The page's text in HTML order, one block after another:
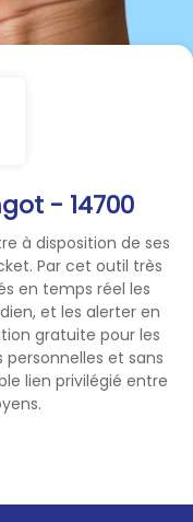
- 14700
à disposition de ses
Par cet outil très
en temps réel les
et les alerter en
gratuite pour les
et sans
lien privilégié entre